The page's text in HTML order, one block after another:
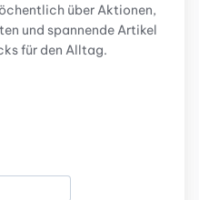
über Aktionen,
und spannende Artikel
für den Alltag.